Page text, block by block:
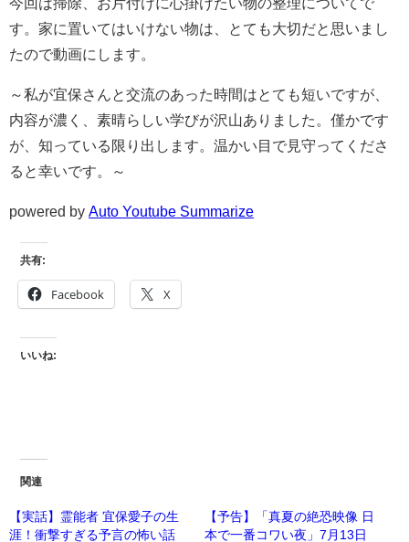
す。家に置いてはいけない物は、とても大切だと思いまし
たので動画にします。
～私が宜保さんと交流のあった時間はとても短いですが、
内容が濃く、素晴らしい学びが沢山ありました。僅かです
が、知っている限り出します。温かい目で見守ってくださ
ると幸いです。～
powered by Auto Youtube Summarize
共有:
Facebook X
いいね:
関連
【実話】霊能者 宜保愛子の生
涯！衝撃すぎる予言の怖い話
【予告】「真夏の絶恐映像 日
本で一番コワい夜」7月13日